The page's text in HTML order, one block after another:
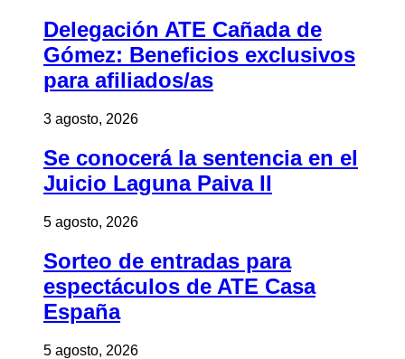
Delegación ATE Cañada de
Gómez: Beneficios exclusivos
para afiliados/as
3 agosto, 2026
Se conocerá la sentencia en el
Juicio Laguna Paiva II
5 agosto, 2026
Sorteo de entradas para
espectáculos de ATE Casa
España
5 agosto, 2026